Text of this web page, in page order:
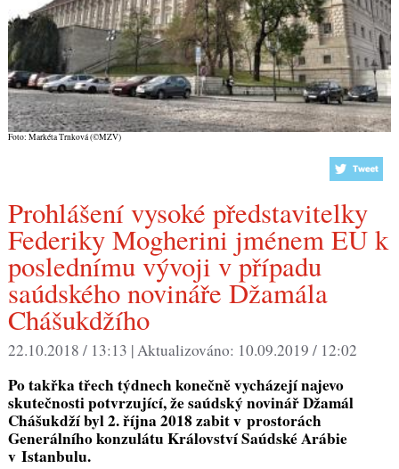
Foto: Markéta Trnková (©MZV)
Prohlášení vysoké představitelky
Federiky Mogherini jménem EU k
poslednímu vývoji v případu
saúdského novináře Džamála
Chášukdžího
22.10.2018 / 13:13 | Aktualizováno: 10.09.2019 / 12:02
Po takřka třech týdnech konečně vycházejí najevo
skutečnosti potvrzující, že saúdský novinář Džamál
Chášukdží byl 2. října 2018 zabit v prostorách
Generálního konzulátu Království Saúdské Arábie
v Istanbulu.